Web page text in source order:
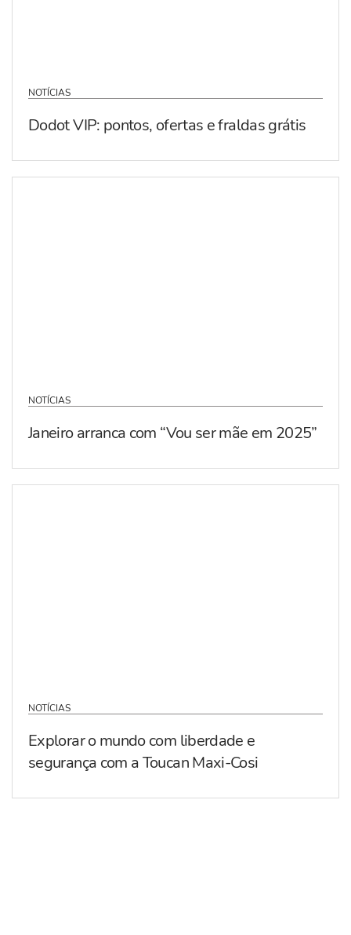
NOTÍCIAS
Dodot VIP: pontos, ofertas e fraldas grátis
NOTÍCIAS
Janeiro arranca com “Vou ser mãe em 2025”
NOTÍCIAS
Explorar o mundo com liberdade e
segurança com a Toucan Maxi-Cosi